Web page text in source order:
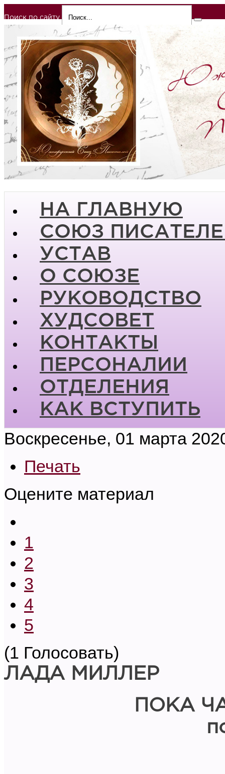
Поиск по сайту
НА ГЛАВНУЮ
СОЮЗ
УСТАВ
О СОЮЗЕ
РУКОВОДСТВО
ХУДСОВЕТ
КОНТАКТЫ
ПЕРСОНАЛИИ
ОТДЕЛЕНИЯ
КАК ВСТУПИТЬ
Воскресенье, 01 марта
Печать
Оцените материал
1
2
3
4
5
(1 Голосовать)
ЛАДА МИЛЛЕР
ПОКА